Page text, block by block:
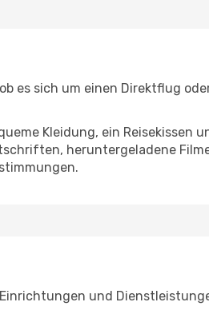
es sich um einen Direktflug
Kleidung, ein Reisekissen
heruntergeladene
und